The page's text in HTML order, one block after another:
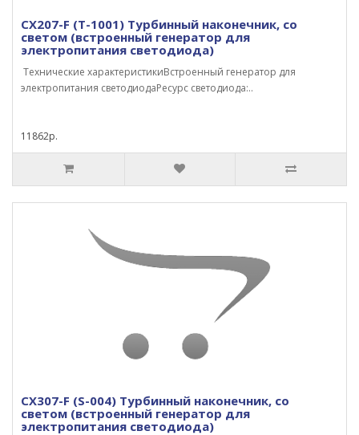
CX207-F (Т-1001) Турбинный наконечник, со
светом (встроенный генератор для
электропитания светодиода)
Технические характеристикиВстроенный генератор для
электропитания светодиодаРесурс светодиода:..
11862р.
CX307-F (S-004) Турбинный наконечник, со
светом (встроенный генератор для
электропитания светодиода)